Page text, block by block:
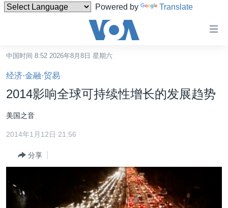
Powered by Translate
碍
链
跳
转
内
台湾
港澳
国际
印太
经济·金融·贸易
美中关系
中国时间 8:52 2026年8月8日 星期六
经济·金融·贸易
2014影响全球可持续性增长的发展趋势
美国之音
2014年1月12日 21:56
分享